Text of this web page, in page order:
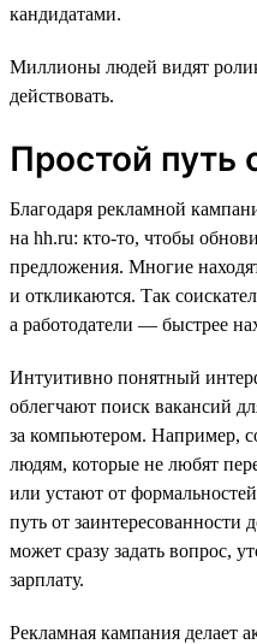
кандидатами.
Миллионы людей видят
действовать.
Простой путь
Благодаря рекламной
на hh.ru: кто-то, чтобы
предложения. Многие
и откликаются. Так
а работодатели — быстрее
Интуитивно понятный
облегчают поиск вакансий
за компьютером. Например,
людям, которые не любят
или устают от
путь от заинтересованности
может сразу задать вопрос,
зарплату.
Рекламная кампания делает